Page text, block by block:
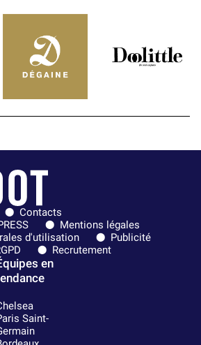
Contacts
Mentions légales
d'utilisation
Publicité
Recrutement
en
Saint-